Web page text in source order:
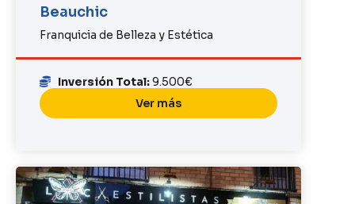
Beauchic
Franquicia de Belleza y Estética
Inversión Total:9.500€
Ver más